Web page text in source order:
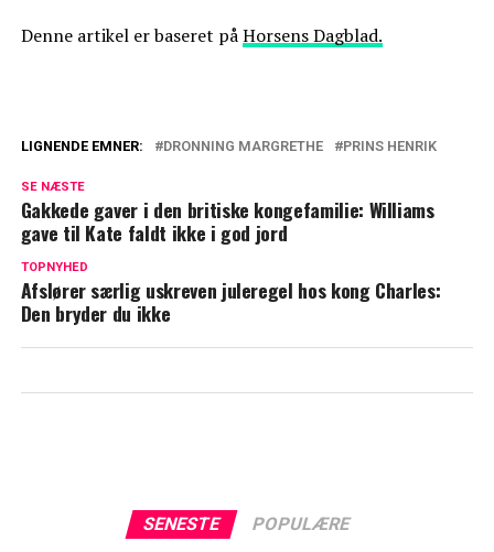
Denne artikel er baseret påHorsens Dagblad.
mine forældre har lært mig
Sådan mødte dronning Margrethe og
LIGNENDE EMNER: DRONNING MARGRETHE PRINS HENRIK
SE NÆSTE
Gakkede gaver i den britiske kongefamilie: Williams
gave til Kate faldt ikke i god jord
TOPNYHED
Afslører særlig uskreven juleregel hos kong Charles:
Den bryder du ikke
SENESTE POPULÆRE